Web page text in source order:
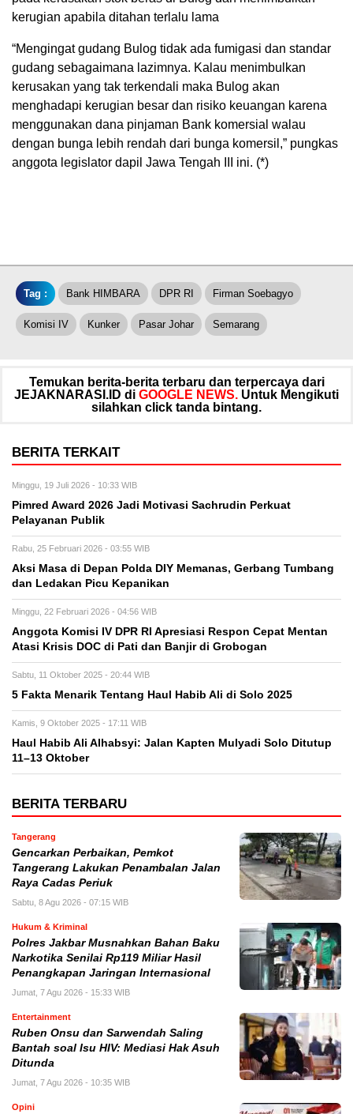
kerugian apabila ditahan terlalu lama
“Mengingat gudang Bulog tidak ada fumigasi dan standar
gudang sebagaimana lazimnya. Kalau menimbulkan
kerusakan yang tak terkendali maka Bulog akan
menghadapi kerugian besar dan risiko keuangan karena
menggunakan dana pinjaman Bank komersial walau
dengan bunga lebih rendah dari bunga komersil,” pungkas
anggota legislator dapil Jawa Tengah III ini. (*)
Tag : Bank HIMBARA DPR RI Firman Soebagyo
Komisi IV Kunker Pasar Johar Semarang
Temukan berita-berita terbaru dan terpercaya dari
JEJAKNARASI.ID di GOOGLE NEWS. Untuk Mengikuti
silahkan click tanda bintang.
BERITA TERKAIT
Minggu, 19 Juli 2026 - 10:33 WIB
Pimred Award 2026 Jadi Motivasi Sachrudin Perkuat
Pelayanan Publik
Rabu, 25 Februari 2026 - 03:55 WIB
Aksi Masa di Depan Polda DIY Memanas, Gerbang Tumbang
dan Ledakan Picu Kepanikan
Minggu, 22 Februari 2026 - 04:56 WIB
Anggota Komisi IV DPR RI Apresiasi Respon Cepat Mentan
Atasi Krisis DOC di Pati dan Banjir di Grobogan
Sabtu, 11 Oktober 2025 - 20:44 WIB
5 Fakta Menarik Tentang Haul Habib Ali di Solo 2025
Kamis, 9 Oktober 2025 - 17:11 WIB
Haul Habib Ali Alhabsyi: Jalan Kapten Mulyadi Solo Ditutup
11–13 Oktober
BERITA TERBARU
Tangerang
Gencarkan Perbaikan, Pemkot
Tangerang Lakukan Penambalan Jalan
Raya Cadas Periuk
Sabtu, 8 Agu 2026 - 07:15 WIB
Hukum & Kriminal
Polres Jakbar Musnahkan Bahan Baku
Narkotika Senilai Rp119 Miliar Hasil
Penangkapan Jaringan Internasional
Jumat, 7 Agu 2026 - 15:33 WIB
Entertainment
Ruben Onsu dan Sarwendah Saling
Bantah soal Isu HIV: Mediasi Hak Asuh
Ditunda
Jumat, 7 Agu 2026 - 10:35 WIB
Opini